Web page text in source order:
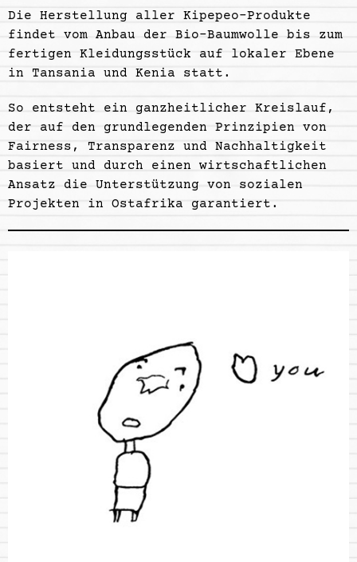
Die Herstellung aller Kipepeo-Produkte
findet vom Anbau der Bio-Baumwolle bis zum
fertigen Kleidungsstück auf lokaler Ebene
in Tansania und Kenia statt.
So entsteht ein ganzheitlicher Kreislauf,
der auf den grundlegenden Prinzipien von
Fairness, Transparenz und Nachhaltigkeit
basiert und durch einen wirtschaftlichen
Ansatz die Unterstützung von sozialen
Projekten in Ostafrika garantiert.